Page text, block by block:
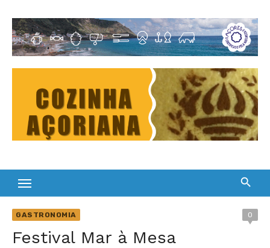
content
Cultura Gastronómica dos Açores
GASTRONOMIA 0
Festival Mar à Mesa